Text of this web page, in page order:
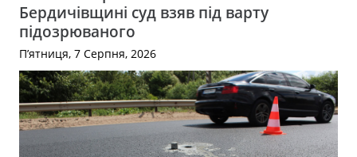
Бердичівщині суд взяв під варту
підозрюваного
П’ятниця, 7 Серпня, 2026